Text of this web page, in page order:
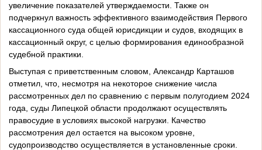
увеличение показателей утверждаемости. Также он
подчеркнул важность эффективного взаимодействия Первого
кассационного суда общей юрисдикции и судов, входящих в
кассационный округ, с целью формирования единообразной
судебной практики.
Выступая с приветственным словом, Александр Карташов
отметил, что, несмотря на некоторое снижение числа
рассмотренных дел по сравнению с первым полугодием 2024
года, суды Липецкой области продолжают осуществлять
правосудие в условиях высокой нагрузки. Качество
рассмотрения дел остается на высоком уровне,
судопроизводство осуществляется в установленные сроки.